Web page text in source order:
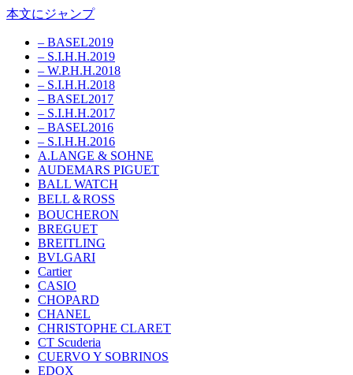
本文にジャンプ
– BASEL2019
– S.I.H.H.2019
– W.P.H.H.2018
– S.I.H.H.2018
– BASEL2017
– S.I.H.H.2017
– BASEL2016
– S.I.H.H.2016
A.LANGE & SOHNE
AUDEMARS PIGUET
BALL WATCH
BELL＆ROSS
BOUCHERON
BREGUET
BREITLING
BVLGARI
Cartier
CASIO
CHOPARD
CHANEL
CHRISTOPHE CLARET
CT Scuderia
CUERVO Y SOBRINOS
EDOX